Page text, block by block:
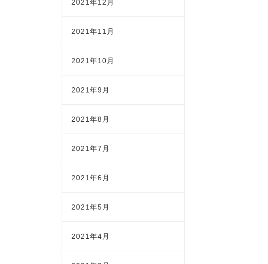
2021年12月
2021年11月
2021年10月
2021年9月
2021年8月
2021年7月
2021年6月
2021年5月
2021年4月